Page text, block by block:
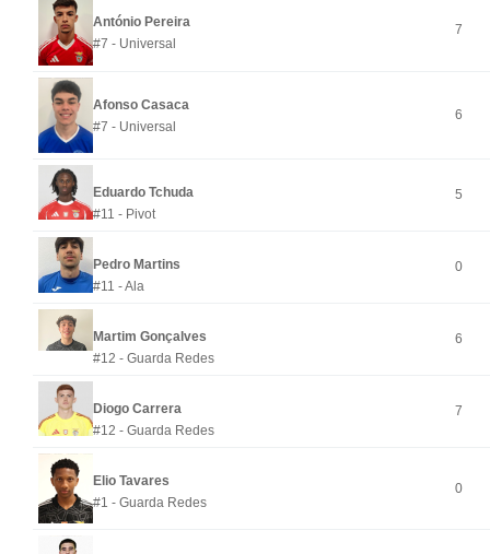
António Pereira
#7 - Universal
7
Afonso Casaca
#7 - Universal
6
Eduardo Tchuda
#11 - Pivot
5
Pedro Martins
#11 - Ala
0
Martim Gonçalves
#12 - Guarda Redes
6
Diogo Carrera
#12 - Guarda Redes
7
Elio Tavares
#1 - Guarda Redes
0